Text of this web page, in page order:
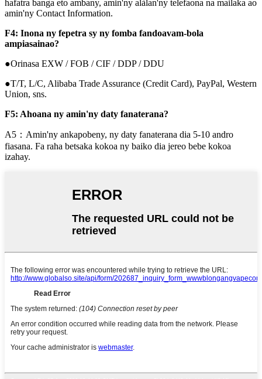
hafatra banga eto ambany, amin'ny alàlan'ny telefaona na mailaka ao
amin'ny Contact Information.
F4: Inona ny fepetra sy ny fomba fandoavam-bola
ampiasainao?
●Orinasa EXW / FOB / CIF / DDP / DDU
●T/T, L/C, Alibaba Trade Assurance (Credit Card), PayPal, Western
Union, sns.
F5: Ahoana ny amin'ny daty fanaterana?
A5：Amin'ny ankapobeny, ny daty fanaterana dia 5-10 andro
fiasana. Fa raha betsaka kokoa ny baiko dia jereo bebe kokoa
izahay.